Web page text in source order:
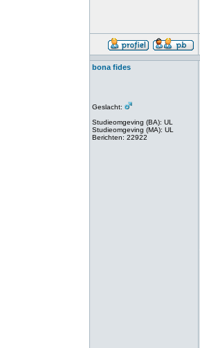
bona fides
Geslacht:
Studieomgeving (BA): UL
Studieomgeving (MA): UL
Berichten: 22922